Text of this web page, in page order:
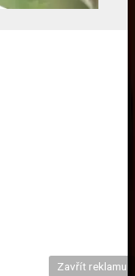
Zavřít reklamu